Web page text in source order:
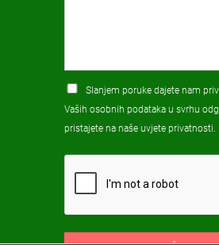
Slanjem poruke dajete nam
Vaših osobnih podataka u svrhu
pristajete na naše uvjete privatnosti